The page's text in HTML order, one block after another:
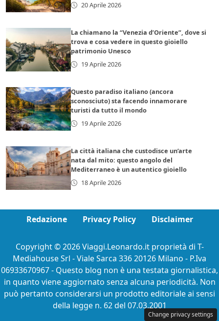
20 Aprile 2026
La chiamano la “Venezia d’Oriente”, dove si
trova e cosa vedere in questo gioiello
patrimonio Unesco
19 Aprile 2026
Questo paradiso italiano (ancora
sconosciuto) sta facendo innamorare
turisti da tutto il mondo
19 Aprile 2026
La città italiana che custodisce un’arte
nata dal mito: questo angolo del
Mediterraneo è un autentico gioiello
18 Aprile 2026
Redazione Privacy Policy Disclaimer
Copyright © 2026 Viaggi.Leonardo.it proprietà di T-
Mediahouse Srl - Viale Sarca 336 20126 Milano - P.Iva
06933670967 - Questo blog non è una testata giornalistica,
in quanto viene aggiornato senza alcuna periodicità. Non
può pertanto considerarsi un prodotto editoriale ai sensi
della legge n. 62 del 07.03.2001
Change privacy settings